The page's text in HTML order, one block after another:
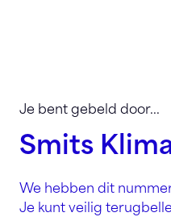
Je bent gebeld door...
Smits
We hebben dit
Je kunt veilig
alphabet
Area Code